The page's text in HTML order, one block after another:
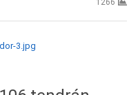
1266